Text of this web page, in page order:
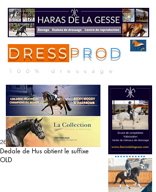
DRESS P R O D
100% dressage
Dedale de Hus obtient le suffixe
OLD
26 nov. 2020